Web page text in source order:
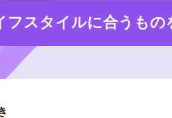
フスタイルに合うも